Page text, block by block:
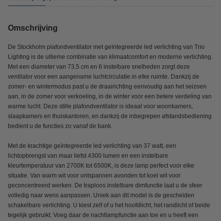
Omschrijving
De Stockholm plafondventilator met geïntegreerde led verlichting van Trio
Lighting is de ultieme combinatie van klimaatcomfort en moderne verlichting.
Met een diameter van 73,5 cm en 6 instelbare snelheden zorgt deze
ventilator voor een aangename luchtcirculatie in elke ruimte. Dankzij de
zomer- en wintermodus past u de draairichting eenvoudig aan het seizoen
aan, in de zomer voor verkoeling, in de winter voor een betere verdeling van
warme lucht. Deze stille plafondventilator is ideaal voor woonkamers,
slaapkamers en thuiskantoren, en dankzij de inbegrepen afstandsbediening
bedient u de functies zo vanaf de bank.
Met de krachtige geïntegreerde led verlichting van 37 watt, een
lichtopbrengst van maar liefst 4300 lumen en een instelbare
kleurtemperatuur van 2700K tot 6500K, is deze lamp perfect voor elke
situatie. Van warm wit voor ontspannen avonden tot koel wit voor
geconcentreerd werken. De traploos instelbare dimfunctie laat u de sfeer
volledig naar wens aanpassen. Uniek aan dit model is de gescheiden
schakelbare verlichting. U kiest zelf of u het hoofdlicht, het randlicht of beide
tegelijk gebruikt. Voeg daar de nachtlampfunctie aan toe en u heeft een